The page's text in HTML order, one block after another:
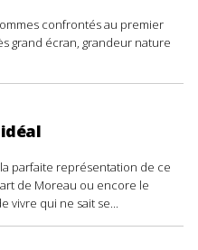
confrontés au premier
grand écran, grandeur nature
parfaite représentation de ce
de Moreau ou encore le
vivre qui ne sait se...